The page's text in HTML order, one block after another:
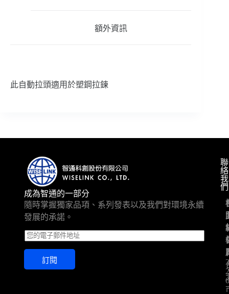
額外資訊
此自動拉頭適用於塑鋼拉鍊
成為智通的一部分
隨時掌握獨家品項、系列發表以及我們對環境永續
發展的承諾。
E
m
a
l
訂閱
聯
絡
我
們